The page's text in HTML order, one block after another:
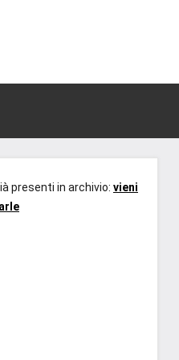
presenti in archivio: vieni